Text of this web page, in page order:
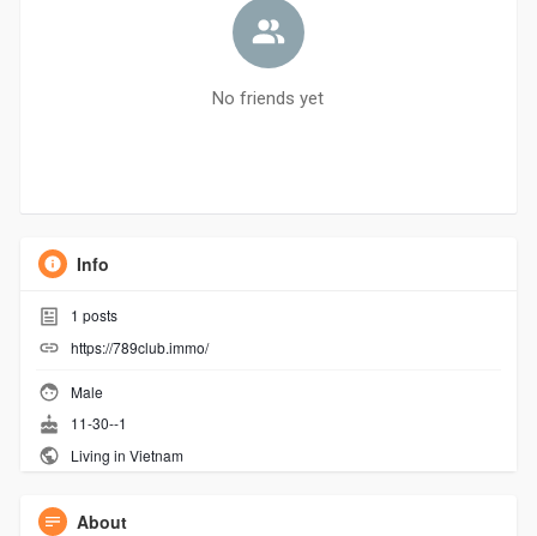
No friends yet
Info
1 posts
https://789club.immo/
Male
11-30--1
Living in Vietnam
About